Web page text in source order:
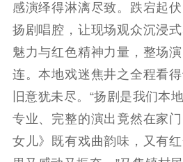
记者之家
文化文
精品生产 文化惠民
文化交流
体制改革
紫金文化艺术节
品牌活动
感演绎得淋漓尽致。跌宕起
扬剧唱腔，让现场观众沉浸
魅力与红色精神力量，整场
连。本地戏迷焦井之全程看
旧意犹未尽。“扬剧是我们本
专业、完整的演出竟然在家
女儿》既有戏曲韵味，又有